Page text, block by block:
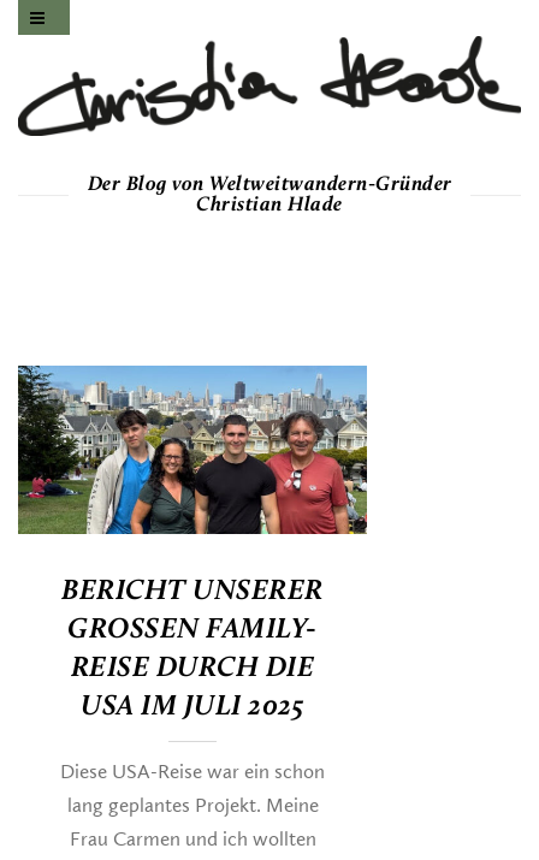
Der Blog von Weltweitwandern-Gründer
Christian Hlade
BERICHT UNSERER
GROSSEN FAMILY-R
EISE DURCH DIE U
SA IM JULI 2025
Diese USA-Reise war ein schon
lang geplantes Projekt. Meine
Frau Carmen und ich wollten